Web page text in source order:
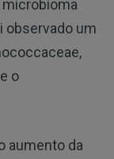
observado um
o
aumento da